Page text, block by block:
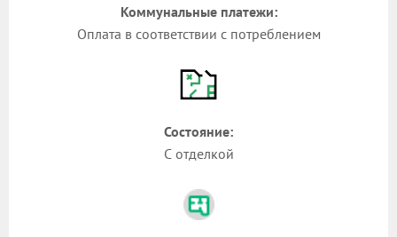
Коммунальные платежи:
Оплата в соответствии с потреблением
Состояние:
С отделкой